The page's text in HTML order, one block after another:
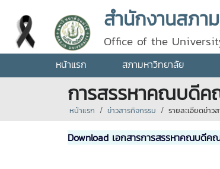
สำนักงานสภา
Office of the
หน้าแรก สภามหาวิทยาลัย
การสรรหาคณบดีค
หน้าแรก ข่าวสารกิจกรรม รายละเอียดข่าว
Download เอกสารการสรรหาคณบดีคณ